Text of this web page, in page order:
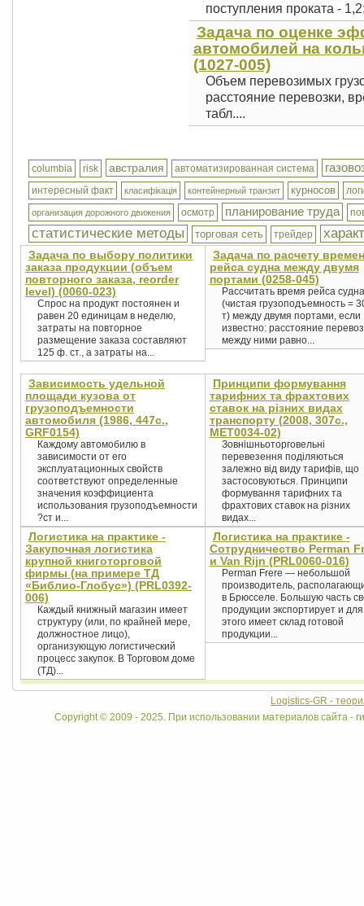
поступления проката -
Задача по оценке
автомобилей на
(1027-005)
Объем перевозимых
расстояние перевозки,
табл....
columbia risk австралия автоматизированная система
интересный факт класифікація контейнерный транзит курносов
организация дорожного движения осмотр планирование труда
статистические методы торговая сеть трейдер
Задача по выбору политики
заказа продукции (объем
повторного заказа, reorder
level) (0060-023)
Спрос на продукт постоянен и
равен 20 единицам в неделю,
затраты на повторное
размещение заказа составляют
125 ф. ст., а затраты на...
Задача по расчету
рейса судна между двумя
портами (0258-045)
Рассчитать время рейса судна
(чистая грузоподъемность =
т) между двумя портами, если
известно: расстояние
между ними равно...
Зависимость удельной
площади кузова от
грузоподъемности
автомобиля (1986, 447с.,
GRF0154)
Каждому автомобилю в
зависимости от его
эксплуатационных свойств
соответствуют определенные
значения коэффициента
использования грузоподъемности
?ст и...
Принципи формування
тарифних та фрахтових
ставок на різних видах
транспорту (2008, 307с.,
MET0034-02)
Зовнішньоторговельні
перевезення поділяються
залежно від виду тарифів, що
застосовуються. Принципи
формування тарифних та
фрахтових ставок на різних
видах...
Логистика на практике -
Закупочная логистика
крупной книготорговой
фирмы (на примере ТД
«Библио-Глобус») (PRL0392-
006)
Каждый книжный магазин имеет
структуру (или, по крайней мере,
должностное лицо),
организующую логистический
процесс закупок. В Торговом доме
(ТД)...
Логистика на практике -
Сотрудничество Perman
и Van Rijn (PRL0060-016)
Perman Frere — небольшой
производитель,
в Брюсселе. Большую часть
продукции экспортирует и для
этого имеет склад готовой
продукции...
Logistics-GR -
Copyright © 2009 - 2025. При использовании материалов сайта -